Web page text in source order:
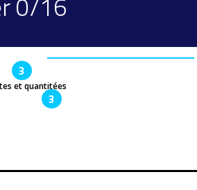
3
et quantitées
3